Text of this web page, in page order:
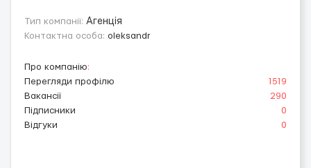
Тип компанії: Агенція
Контактна особа: oleksandr
Про компанію:
Перегляди профілю
1519
Вакансії
290
Підписники
0
Відгуки
0